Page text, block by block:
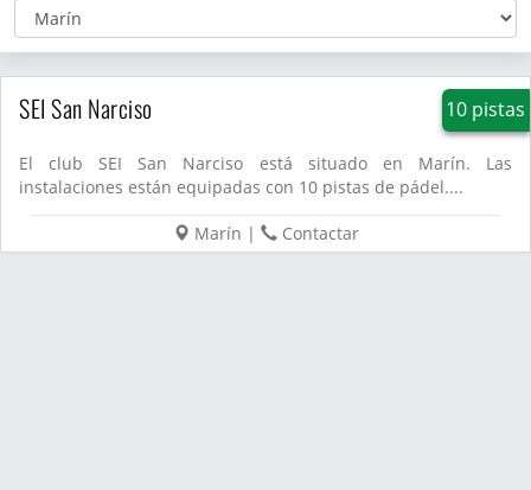
SEI San Narciso 10 pistas
El club SEI San Narciso está situado en Marín. Las
instalaciones están equipadas con 10 pistas de pádel....
Marín | Contactar